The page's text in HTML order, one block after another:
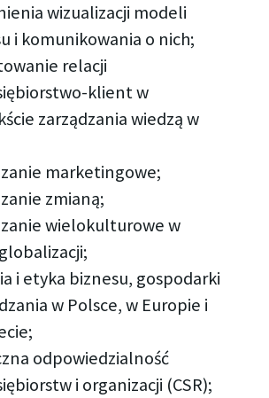
wizualizacji modeli
i komunikowania o nich;
relacji
klient w
zarządzania wiedzą w
marketingowe;
zmianą;
wielokulturowe w
i etyka biznesu, gospodarki
w Polsce, w Europie i
odpowiedzialność
i organizacji (CSR);